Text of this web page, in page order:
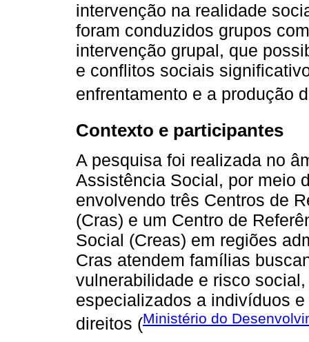
intervenção na realidade
foram conduzidos grupos
intervenção grupal, que
e conflitos sociais
enfrentamento e a produção
Contexto e participantes
A pesquisa foi realizada no
Assistência Social, por meio
envolvendo três Centros de
(Cras) e um Centro de
Social (Creas) em regiões
Cras atendem famílias
vulnerabilidade e risco
especializados a indivíduos
direitos (Ministério do